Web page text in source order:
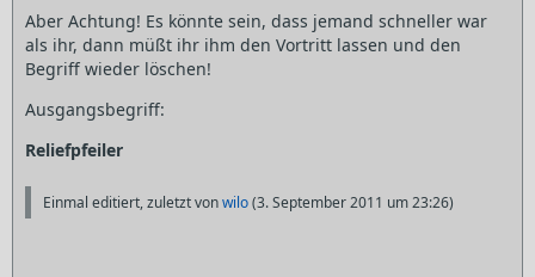
Aber Achtung! Es könnte sein, dass jemand schneller war
als ihr, dann müßt ihr ihm den Vortritt lassen und den
Begriff wieder löschen!
Ausgangsbegriff:
Reliefpfeiler
Einmal editiert, zuletzt vonwilo(3. September 2011 um 23:26)